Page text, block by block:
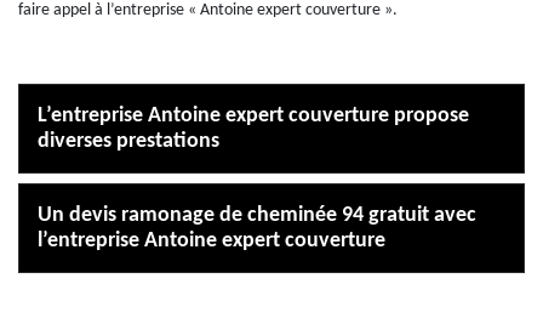
faire appel à l’entreprise « Antoine expert couverture ».
L’entreprise Antoine expert couverture propose
diverses prestations
Un devis ramonage de cheminée 94 gratuit avec
l’entreprise Antoine expert couverture